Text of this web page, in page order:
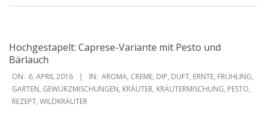
Hochgestapelt: Caprese-Variante mit Pesto und
Bärlauch
2016-
04-
06
ON: 6. APRIL 2016 IN: AROMA, CREME, DIP, DUFT, ERNTE, FRÜHLING,
GARTEN, GEWÜRZMISCHUNGEN, KRÄUTER, KRÄUTERMISCHUNG, PESTO,
REZEPT, WILDKRÄUTER